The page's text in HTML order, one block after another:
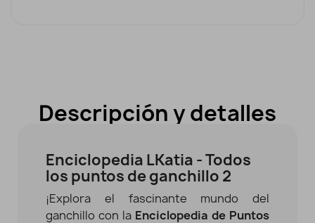
Descripción y detalles
Enciclopedia LKatia - Todos
los puntos de ganchillo 2
¡Explora el fascinante mundo del
ganchillo con la Enciclopedia de Puntos